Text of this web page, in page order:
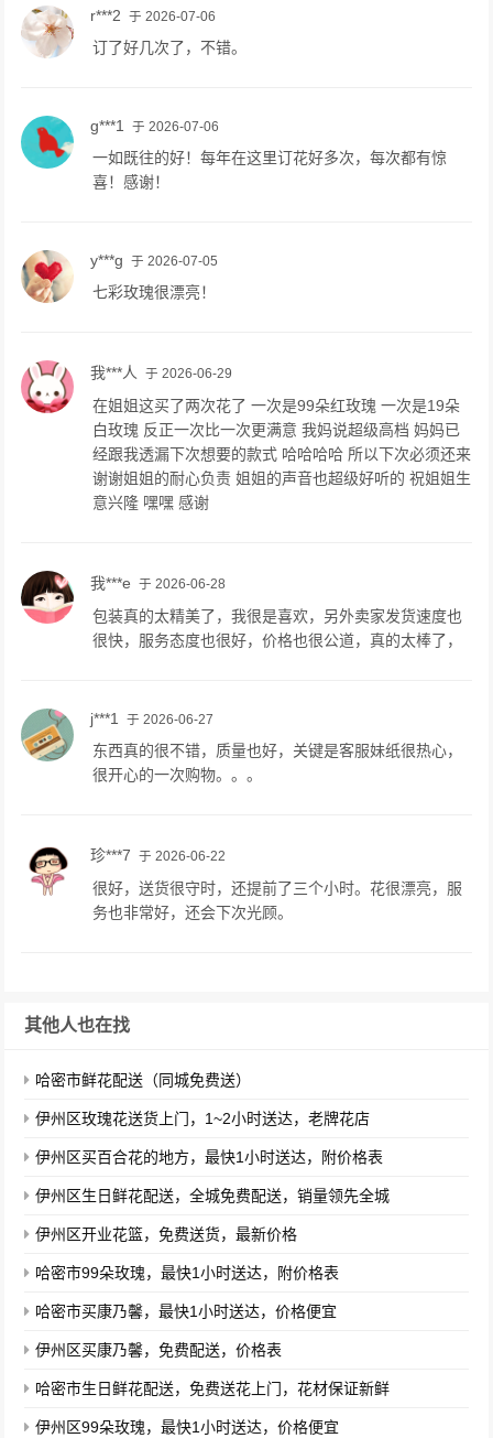
r***2 于 2026-07-06
订了好几次了，不错。
g***1 于 2026-07-06
一如既往的好！每年在这里订花好多次，每次都有惊
喜！感谢！
y***g 于 2026-07-05
七彩玫瑰很漂亮！
我***人 于 2026-06-29
在姐姐这买了两次花了 一次是99朵红玫瑰 一次是19朵
白玫瑰 反正一次比一次更满意 我妈说超级高档 妈妈已
经跟我透漏下次想要的款式 哈哈哈哈 所以下次必须还来
谢谢姐姐的耐心负责 姐姐的声音也超级好听的 祝姐姐生
意兴隆 嘿嘿 感谢
我***e 于 2026-06-28
包装真的太精美了，我很是喜欢，另外卖家发货速度也
很快，服务态度也很好，价格也很公道，真的太棒了，
j***1 于 2026-06-27
东西真的很不错，质量也好，关键是客服妹纸很热心，
很开心的一次购物。。。
珍***7 于 2026-06-22
很好，送货很守时，还提前了三个小时。花很漂亮，服
务也非常好，还会下次光顾。
其他人也在找
哈密市鲜花配送（同城免费送）
伊州区玫瑰花送货上门，1~2小时送达，老牌花店
伊州区买百合花的地方，最快1小时送达，附价格表
伊州区生日鲜花配送，全城免费配送，销量领先全城
伊州区开业花篮，免费送货，最新价格
哈密市99朵玫瑰，最快1小时送达，附价格表
哈密市买康乃馨，最快1小时送达，价格便宜
伊州区买康乃馨，免费配送，价格表
哈密市生日鲜花配送，免费送花上门，花材保证新鲜
伊州区99朵玫瑰，最快1小时送达，价格便宜